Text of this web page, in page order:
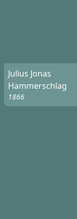
Julius Jonas
Hammerschlag
1866